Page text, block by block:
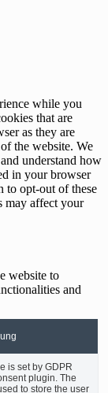
while you
that are
as they are
the website. We
understand how
in your browser
to opt-out of these
may affect your
website to
and
is set by GDPR
plugin. The
to store the user